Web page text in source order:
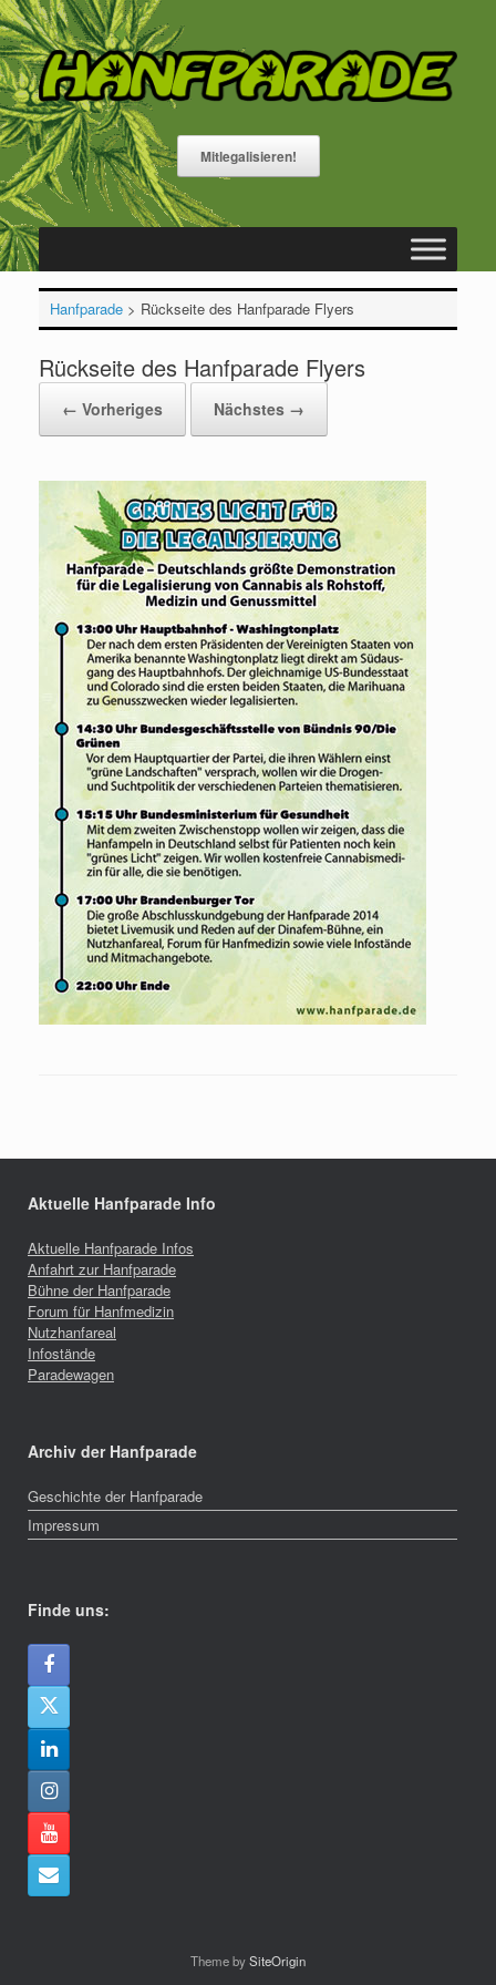
Zum
Inhalt
springen
Mitlegalisieren!
Hanfparade> Rückseite des Hanfparade Flyers
Rückseite des Hanfparade Flyers
← Vorheriges Nächstes →
Aktuelle Hanfparade Info
Aktuelle Hanfparade Infos
Anfahrt zur Hanfparade
Bühne der Hanfparade
Forum für Hanfmedizin
Nutzhanfareal
Infostände
Paradewagen
Archiv der Hanfparade
Geschichte der Hanfparade
Impressum
Finde uns:
Theme bySiteOrigin